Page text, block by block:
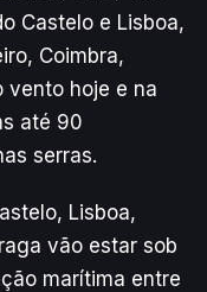
Castelo e Lisboa,
Coimbra,
vento hoje e na
até 90
serras.
Lisboa,
vão estar sob
marítima entre